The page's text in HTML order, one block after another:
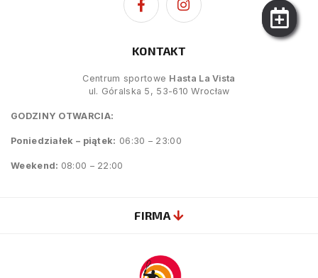
KONTAKT
Centrum sportowe Hasta La Vista
ul. Góralska 5, 53-610 Wrocław
GODZINY OTWARCIA:
Poniedziałek – piątek: 06:30 – 23:00
Weekend: 08:00 – 22:00
FIRMA